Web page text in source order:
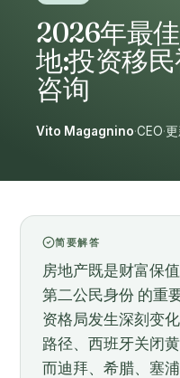
2026年最
地:投资移
咨询
Vito Magagnino·CEO·
简要解答
房地产既是财富保
第二公民身份 的重
资格局发生深刻变
路径、西班牙关闭
而迪拜、希腊、塞